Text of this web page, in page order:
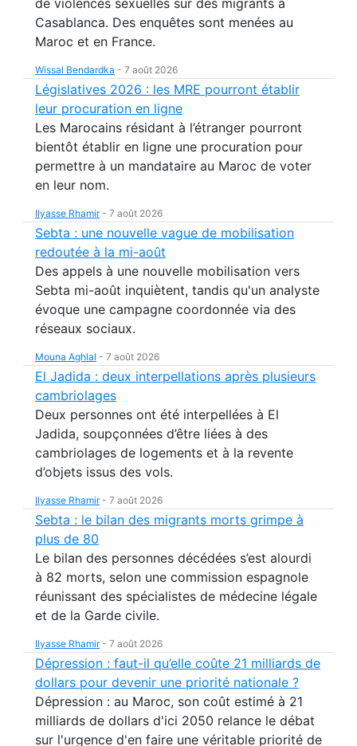
de violences sexuelles sur des migrants à
Casablanca. Des enquêtes sont menées au
Maroc et en France.
Wissal Bendardka - 7 août 2026
Législatives 2026 : les MRE pourront établir
leur procuration en ligne
Les Marocains résidant à l’étranger pourront
bientôt établir en ligne une procuration pour
permettre à un mandataire au Maroc de voter
en leur nom.
Ilyasse Rhamir- 7 août 2026
Sebta : une nouvelle vague de mobilisation
redoutée à la mi-août
Des appels à une nouvelle mobilisation vers
Sebta mi-août inquiètent, tandis qu'un analyste
évoque une campagne coordonnée via des
réseaux sociaux.
Mouna Aghlal - 7 août 2026
El Jadida : deux interpellations après plusieurs
cambriolages
Deux personnes ont été interpellées à El
Jadida, soupçonnées d’être liées à des
cambriolages de logements et à la revente
d’objets issus des vols.
Ilyasse Rhamir- 7 août 2026
Sebta : le bilan des migrants morts grimpe à
plus de 80
Le bilan des personnes décédées s’est alourdi
à 82 morts, selon une commission espagnole
réunissant des spécialistes de médecine légale
et de la Garde civile.
Ilyasse Rhamir- 7 août 2026
Dépression : faut-il qu’elle coûte 21 milliards de
dollars pour devenir une priorité nationale ?
Dépression : au Maroc, son coût estimé à 21
milliards de dollars d'ici 2050 relance le débat
sur l'urgence d'en faire une véritable priorité de